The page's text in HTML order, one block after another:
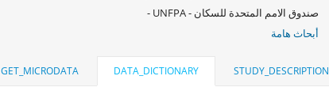
صندوق الامم المتحدة للسكان - UNFPA -
أبحاث هامة
STUDY_DESCRIPTION
DATA_DICTIONARY
GET_MICRODATA